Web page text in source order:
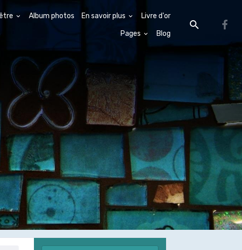
Album photos En savoir plus Livre d'or
Pages Blog